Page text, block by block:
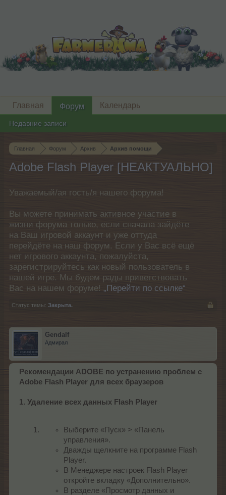
Главная Форум Архив Архив помощи
Adobe Flash Player [НЕАКТУАЛЬНО]
Уважаемый/ая гость/я нашего форума!
Вы можете принимать активное участие в
жизни форума только, если сначала зайдёте
на Ваш игровой аккаунт и уже оттуда
перейдёте на наш форум. Если у Вас всё ещё
нет игрового аккаунта, пожалуйста,
зарегистрируйтесь как новый пользователь в
нашей игре. Мы будем рады приветствовать
Вас на нашем форуме! „Перейти по ссылке“
Статус темы: Закрыта.
Gendalf
Адмирал
Рекомендации ADOBE по устранению проблем c
Adobe Flash Player для всех браузеров
1. Удаление всех данных Flash Player
Выберите «Пуск» > «Панель
управления».
Дважды щелкните на программе Flash
Player.
В Менеджере настроек Flash Player
откройте вкладку «Дополнительно».
В разделе «Просмотр данных и
Главная Форум
Недавние записи
Календарь